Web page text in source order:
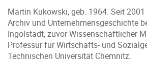
Martin Kukowski, geb. 1964. Seit
Archiv und Unternehmensgeschichte
Ingolstadt, zuvor Wissenschaftlicher
Professur für Wirtschafts- und
Technischen Universität Chemnitz.